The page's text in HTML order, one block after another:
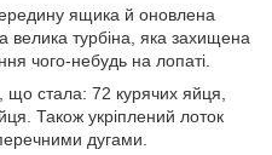
ящика й оновлена
велика турбіна, яка захищена
чого-небудь на лопаті.
що стала: 72 курячих яйця,
Також укріплений лоток
дугами.